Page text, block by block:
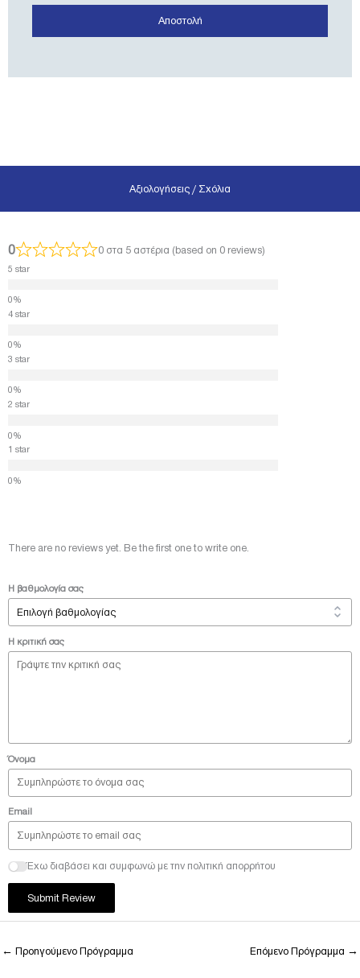
Αποστολή
Αξιολογήσεις / Σχόλια
0 0 στα 5 αστέρια (based on 0 reviews)
5 star
4 star
3 star
2 star
1 star
There are no reviews yet. Be the first one to write one.
Η βαθμολογία σας
Η κριτική σας
Όνομα
Email
Έχω διαβάσει και συμφωνώ με την πολιτική απορρήτου
Submit Review
← Προηγούμενο Πρόγραμμα Επόμενο Πρόγραμμα →